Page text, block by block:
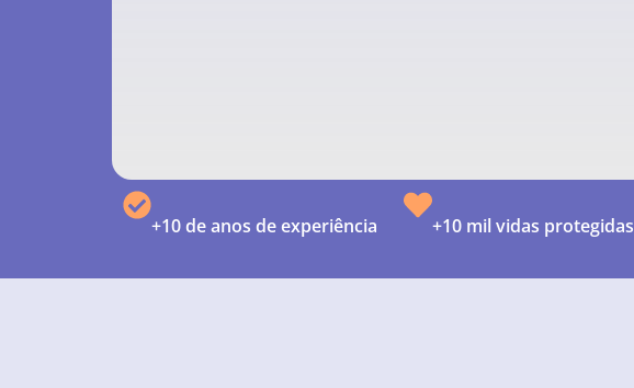
+10 de anos de experiência +10 mil vidas protegidas